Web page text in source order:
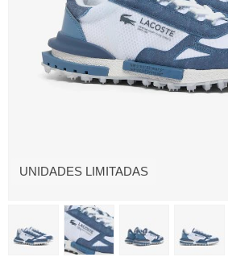
UNIDADES LIMITADAS